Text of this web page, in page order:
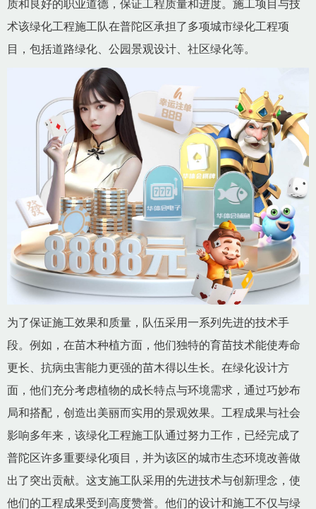
质和良好的职业道德，保证工程质量和进度。施工项目与技
术该绿化工程施工队在普陀区承担了多项城市绿化工程项
目，包括道路绿化、公园景观设计、社区绿化等。
为了保证施工效果和质量，队伍采用一系列先进的技术手
段。例如，在苗木种植方面，他们独特的育苗技术能使寿命
更长、抗病虫害能力更强的苗木得以生长。在绿化设计方
面，他们充分考虑植物的成长特点与环境需求，通过巧妙布
局和搭配，创造出美丽而实用的景观效果。工程成果与社会
影响多年来，该绿化工程施工队通过努力工作，已经完成了
普陀区许多重要绿化项目，并为该区的城市生态环境改善做
出了突出贡献。这支施工队采用的先进技术与创新理念，使
他们的工程成果受到高度赞誉。他们的设计和施工不仅与绿